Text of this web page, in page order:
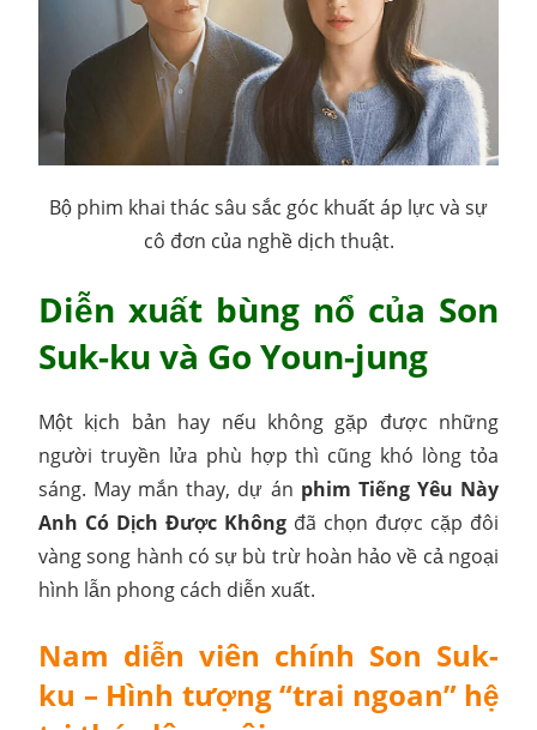
Bộ phim khai thác sâu sắc góc khuất áp lực và sự
cô đơn của nghề dịch thuật.
Diễn xuất bùng nổ của Son
Suk-ku và Go Youn-jung
Một kịch bản hay nếu không gặp được những
người truyền lửa phù hợp thì cũng khó lòng tỏa
sáng. May mắn thay, dự án phim Tiếng Yêu Này
Anh Có Dịch Được Không đã chọn được cặp đôi
vàng song hành có sự bù trừ hoàn hảo về cả ngoại
hình lẫn phong cách diễn xuất.
Nam diễn viên chính Son Suk-
ku – Hình tượng “trai ngoan” hệ